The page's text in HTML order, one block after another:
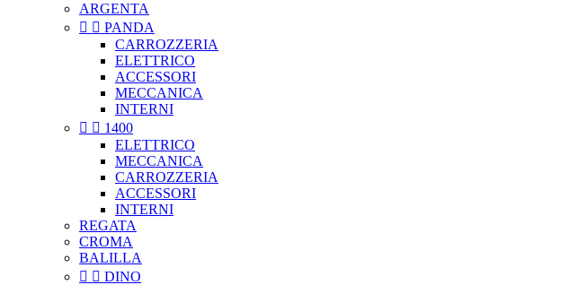
ARGENTA
  PANDA
CARROZZERIA
ELETTRICO
ACCESSORI
MECCANICA
INTERNI
  1400
ELETTRICO
MECCANICA
CARROZZERIA
ACCESSORI
INTERNI
REGATA
CROMA
BALILLA
  DINO